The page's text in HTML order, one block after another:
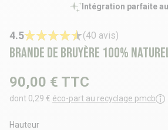
Brande de bruyère 100%
4.5 (40 avis)
Intégration parfaite
90,00 € TTC
dont 0,29 € éco-part au recyclage pmcb
Hauteur